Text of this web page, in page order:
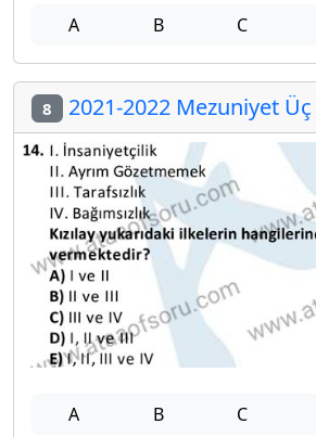
A B C
8 2021-2022 Mezuniyet Üç
A B C